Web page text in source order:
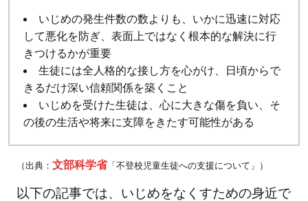
いじめの発生件数の数よりも、いかに迅速に対応
して悪化を防ぎ、表面上ではなく根本的な解決に行
きつけるかが重要
生徒には全人格的な接し方を心がけ、日頃からで
きるだけ深い信頼関係を築くこと
いじめを受けた生徒は、心に大きな傷を負い、そ
の後の生活や将来に支障をきたす可能性がある
（出典： 文部科学省「不登校児童生徒への支援について」）
以下の記事では、いじめをなくすための身近で